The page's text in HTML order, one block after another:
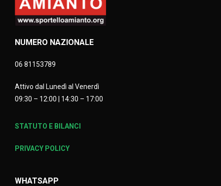
NUMERO NAZIONALE
06 81153789
Attivo dal Lunedì al Venerdì
09:30 – 12:00 | 14:30 – 17:00
STATUTO E BILANCI
PRIVACY POLICY
WHATSAPP